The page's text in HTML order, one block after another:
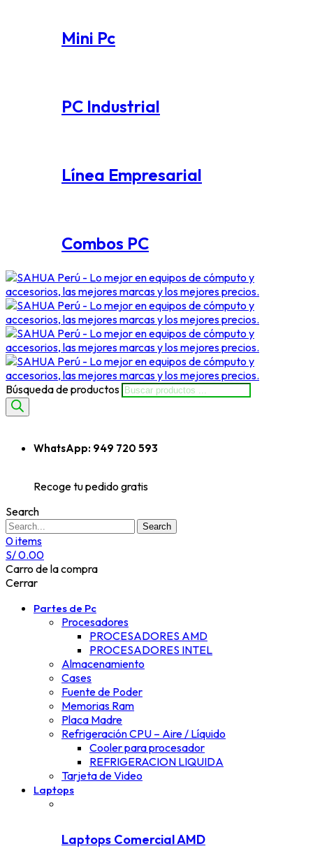
Mini Pc
PC Industrial
Línea Empresarial
Combos PC
Búsqueda de productos
WhatsApp: 949 720 593
Recoge tu pedido gratis
Search
Search
0items
S/0.00
Carro de la compra
Cerrar
Partes de Pc
Procesadores
PROCESADORES AMD
PROCESADORES INTEL
Almacenamiento
Cases
Fuente de Poder
Memorias Ram
Placa Madre
Refrigeración CPU – Aire / Líquido
Cooler para procesador
REFRIGERACION LIQUIDA
Tarjeta de Video
Laptops
Laptops Comercial AMD